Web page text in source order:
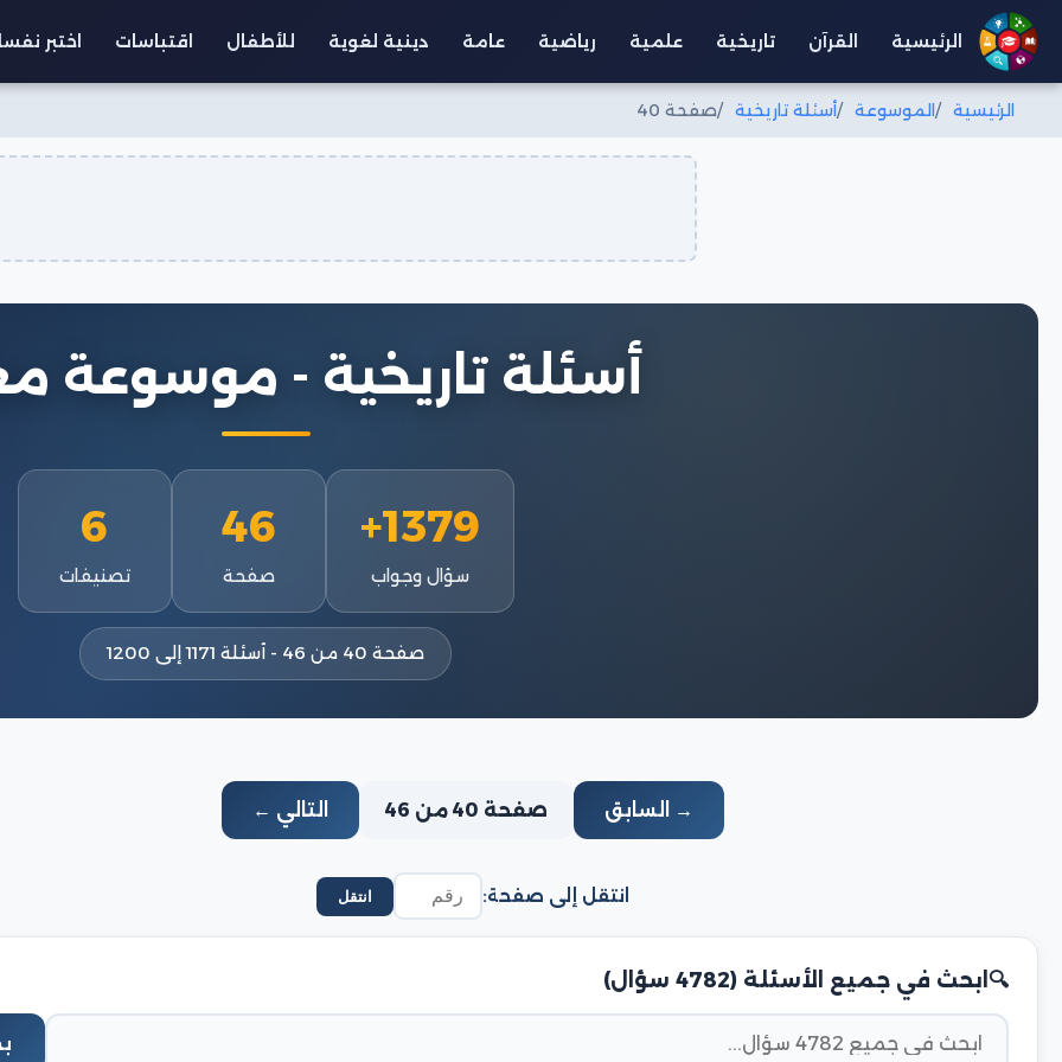
الرئيسية القرآن تاريخية علمية رياضية عامة دينية لغوية للأطفال اقتباسات اختبر
الرئيسية الموسوعة أسئلة تاريخية صفحة 40
أسئلة تاريخية - موسوعة
1379+
سؤال وجواب
46
صفحة
6
تصنيفات
صفحة 40 من 46 - أسئلة 1171 إلى 1200
→ السابق صفحة 40 من 46 التالي ←
انتقل إلى صفحة: انتقل
ابحث في جميع الأسئلة (4782 سؤال)